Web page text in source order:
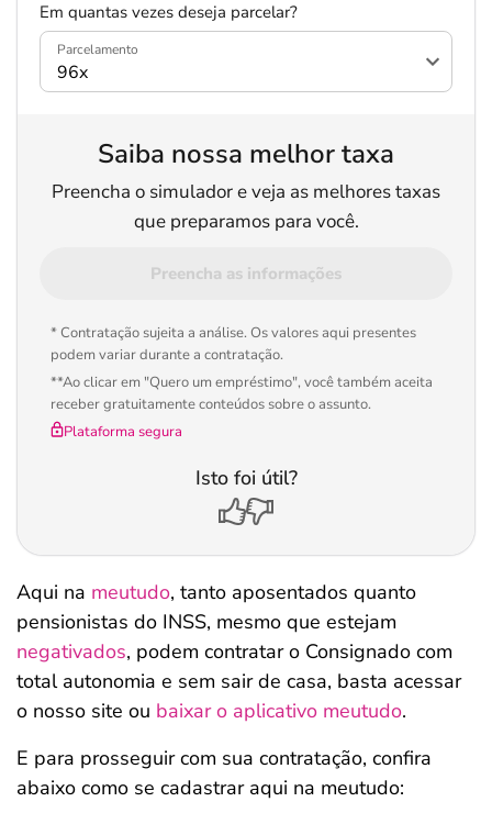
Em quantas vezes deseja parcelar?
Parcelamento
Saiba nossa melhor taxa
Preencha o simulador e veja as melhores taxas
que preparamos para você.
Preencha as informações
* Contratação sujeita a análise. Os valores aqui presentes
podem variar durante a contratação.
**Ao clicar em "Quero um empréstimo", você também aceita
receber gratuitamente conteúdos sobre o assunto.
Plataforma segura
Isto foi útil?
Aqui na meutudo, tanto aposentados quanto
pensionistas do INSS, mesmo que estejam
negativados, podem contratar o Consignado com
total autonomia e sem sair de casa, basta acessar
o nosso site ou baixar o aplicativo meutudo.
E para prosseguir com sua contratação, confira
abaixo como se cadastrar aqui na meutudo: